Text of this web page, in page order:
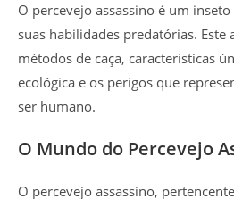
O percevejo assassino é um
suas habilidades predatórias. Este
métodos de caça, características
ecológica e os perigos que
ser humano.
O Mundo do Percevejo
O percevejo assassino,